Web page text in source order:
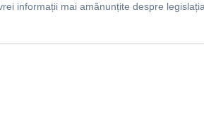
informații mai amănunțite despre